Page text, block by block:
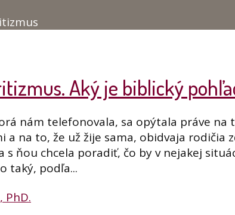
Aký je biblický
nám telefonovala, sa opýtala práve
a na to, že už žije sama, obidvaja rodičia
s ňou chcela poradiť, čo by v nejakej
taký, podľa...
PhD.